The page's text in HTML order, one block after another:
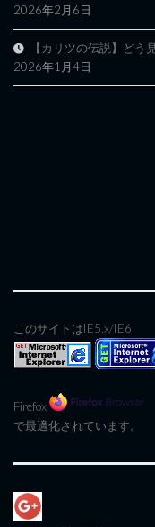
2026年2月6日
【カリツの伝説】ど
2026年1月4日
このサイトはIE5.x/IE6
Firefox
で最適化されています。